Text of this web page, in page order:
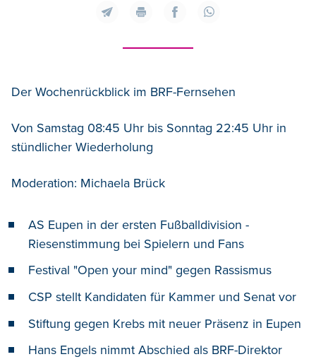
Der Wochenrückblick im BRF-Fernsehen
Von Samstag 08:45 Uhr bis Sonntag 22:45 Uhr in
stündlicher Wiederholung
Moderation: Michaela Brück
AS Eupen in der ersten Fußballdivision -
Riesenstimmung bei Spielern und Fans
Festival "Open your mind" gegen Rassismus
CSP stellt Kandidaten für Kammer und Senat vor
Stiftung gegen Krebs mit neuer Präsenz in Eupen
Hans Engels nimmt Abschied als BRF-Direktor